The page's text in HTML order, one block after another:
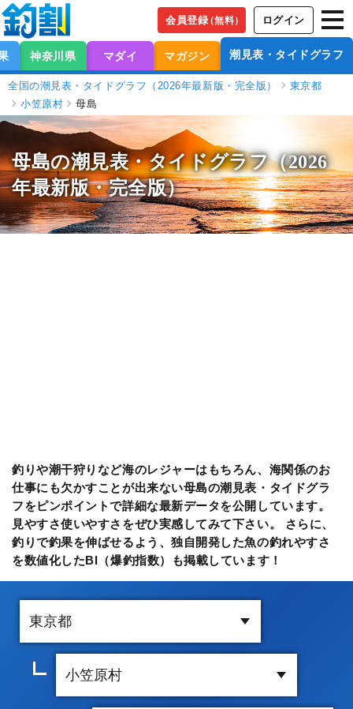
会員登録（無料） ログイン
神奈川県 マダイ マガジン 潮見表・タイドグラフ
全国の潮見表・タイドグラフ（2026年最新版・完全版）
東京都
小笠原村
母島
母島の潮見表・タイドグラフ（2026
年最新版・完全版）
釣りや潮干狩りなど海のレジャーはもちろん、海関係のお
仕事にも欠かすことが出来ない母島の潮見表・タイドグラ
フをピンポイントで詳細な最新データを公開しています。
見やすさ使いやすさをぜひ実感してみて下さい。 さらに、
釣りで釣果を伸ばせるよう、独自開発した魚の釣れやすさ
を数値化したBI（爆釣指数）も掲載しています！